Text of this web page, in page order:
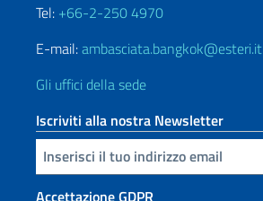
Tel: +66-2-250 4970
E-mail:ambasciata.bangkok@esteri.it
Gli uffici della sede
Iscriviti alla nostra Newsletter
Inserisci la tua email
Accettazione GDPR